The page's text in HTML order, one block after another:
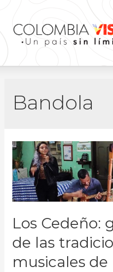
Bandola
Los Cedeño:
de las
musicales